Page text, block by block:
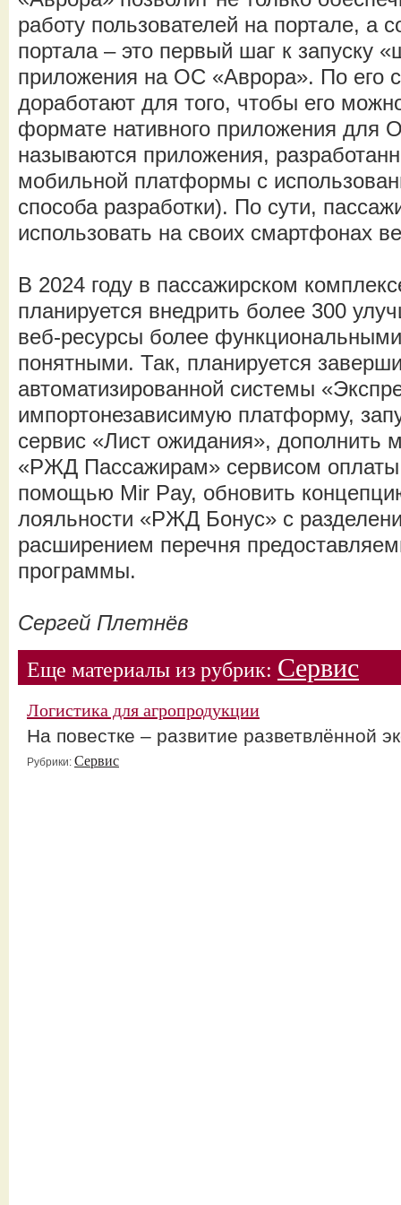
работу пользователей на портале, а
портала – это первый шаг к запуску
приложения на ОС «Аврора». По его
доработают для того, чтобы его
формате нативного приложения для
называются приложения,
мобильной платформы с
способа разработки). По сути,
использовать на своих смартфонах
В 2024 году в пассажирском
планируется внедрить более 300
веб-ресурсы более
понятными. Так, планируется
автоматизированной системы
импортонезависимую платформу,
сервис «Лист ожидания», дополнить
«РЖД Пассажирам» сервисом оплаты
помощью Mir Pay, обновить
лояльности «РЖД Бонус» с
расширением перечня
программы.
Сергей Плетнёв
Еще материалы из рубрик: Сервис
Логистика для агропродукции
На повестке – развитие разветвлённой
Рубрики: Сервис